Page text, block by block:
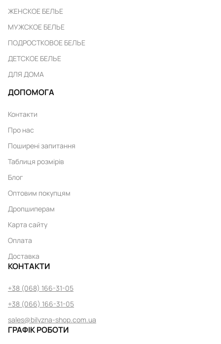
ЖЕНСКОЕ БЕЛЬЕ
МУЖСКОЕ БЕЛЬЕ
ПОДРОСТКОВОЕ БЕЛЬЕ
ДЕТСКОЕ БЕЛЬЕ
ДЛЯ ДОМА
ДОПОМОГА
Контакти
Про нас
Поширені запитання
Таблиця розмірів
Блог
Оптовим покупцям
Дропшиперам
Карта сайту
Оплата
Доставка
КОНТАКТИ
+38 (068) 166-31-05
+38 (066) 166-31-05
sales@bilyzna-shop.com.ua
ГРАФІК РОБОТИ